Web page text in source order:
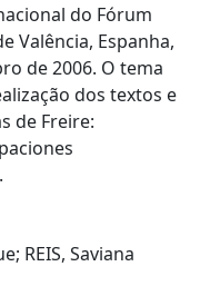
do Fórum
Valência, Espanha,
de 2006. O tema
dos textos e
de Freire:
REIS, Saviana